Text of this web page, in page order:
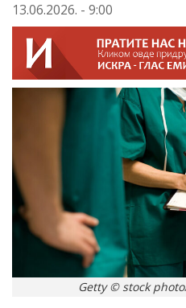
13.06.2026. - 9:00
Getty © stock